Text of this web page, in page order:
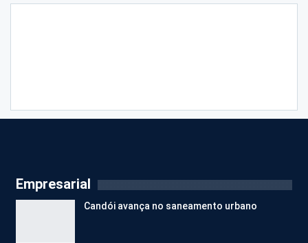
Empresarial
Candói avança no saneamento urbano